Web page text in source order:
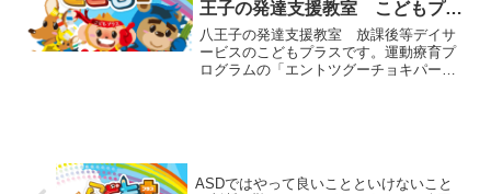
王子の発達支援教室 こどもプラ
スの放課後等デイサービス
八王子の発達支援教室 放課後等デイサ
ービスのこどもプラスです。運動療育プ
ログラムの「エントツグーチョキパー」
ASDではやって良いことといけないこと